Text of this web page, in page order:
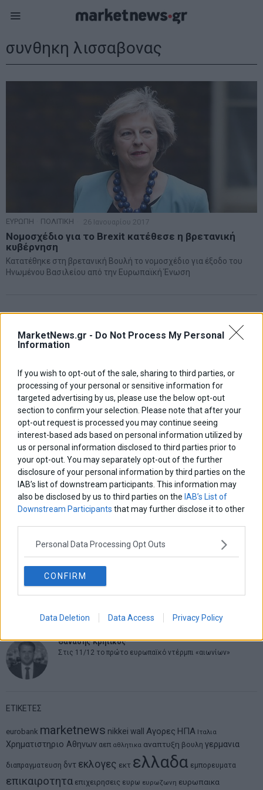
MarketNews.gr - Do Not Process My Personal
Information
If you wish to opt-out of the sale, sharing to third parties, or
processing of your personal or sensitive information for
targeted advertising by us, please use the below opt-out
section to confirm your selection. Please note that after your
opt-out request is processed you may continue seeing
interest-based ads based on personal information utilized by
us or personal information disclosed to third parties prior to
your opt-out. You may separately opt-out of the further
disclosure of your personal information by third parties on the
IAB’s list of downstream participants. This information may
also be disclosed by us to third parties on the IAB’s List of
Downstream Participants that may further disclose it to other
Personal Data Processing Opt Outs
CONFIRM
Data Deletion Data Access Privacy Policy
συνθηκη λισσαβονας
ΕΥΡΩΠΗ ΠΟΛΙΤΙΚΗ 26 Ιανουαρίου 2017
Νομοσχέδιο για το Brexit κατέθεσε η βρετανική
κυβέρνηση
Κατατέθηκε στη βρετανική Βουλή το νομοσχέδιο για έξοδο του
Ηνωμένου Βασιλείου από την Ευρωπαϊκή Ένωση
Ελευθερία Κούρταλη
Οι «τιμωροί» των ομολόγων επέστρεψαν
Εύη Φραγκάκη
Η αληθινή παιδεία ξεκινά από την ψυχή…
Σταματίνα Σταματάκου
Η βία κατά των ζώων δεν αντέχει βολικές ερμηνείες
Από την αποθέωση στην καταγγελία: Η Ελλάδα πάντα
Νικόλαος Φουρτζής
MIT Sloan: Οι AI-driven επιχειρήσεις διαμορφώνουν το νέο
Θανάσης Κρητικός
Στις 11/12 το πρώτο ευρωπαϊκό ντέρμπι «αιωνίων»
ΕΤΙΚΕΤΕΣ
eurobank marketnews nikkei wall Αγορες ΗΠΑ Ιταλια
Χρηματιστηριο Αθηνων αεπ αθλητικα αναπτυξη βουλη γερμανια
διαπραγματευση δντ εκλογες εκτ ελλαδα εμπορευματα
επικαιροτητα επιχειρησεις ευρω ευρωζωνη ευρωπαικα